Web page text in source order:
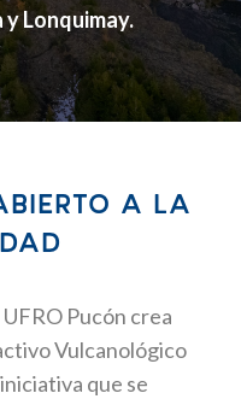
y Lonquimay.
A LA
Pucón crea
Vulcanológico
que se